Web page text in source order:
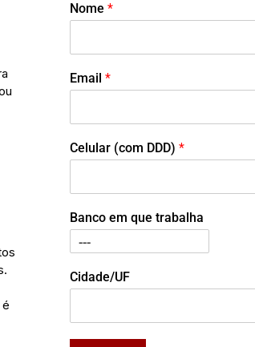
Nome *
Email *
Celular (com DDD) *
Banco em que trabalha
Cidade/UF